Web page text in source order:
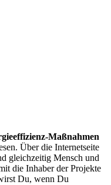
Maßnahmen
Über die Internetseite
gleichzeitig Mensch und
die Inhaber der Projekte
Du, wenn Du